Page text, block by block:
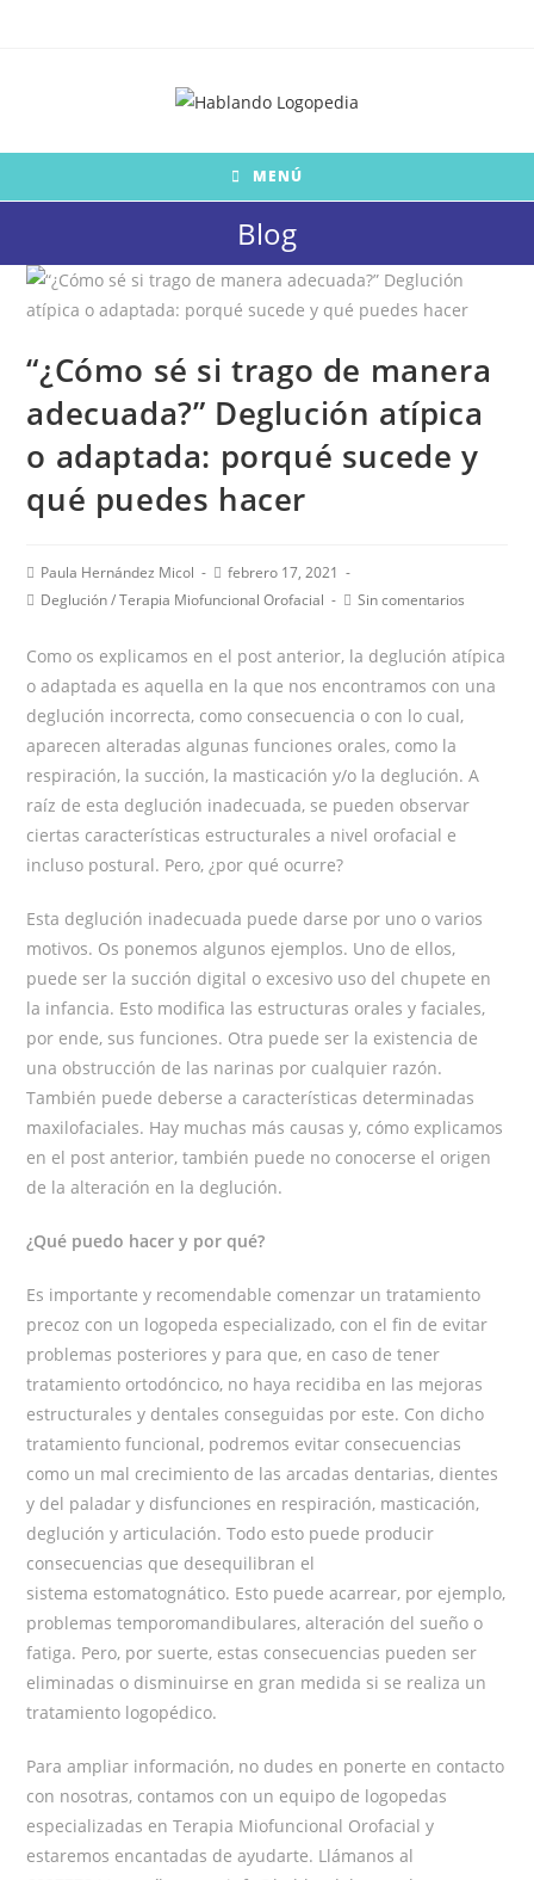
MENÚ
Blog
“¿Cómo sé si trago de manera
adecuada?” Deglución atípica
o adaptada: porqué sucede y
qué puedes hacer
Autor
de
Paula Hernández Micol
Publicación
de
febrero 17, 2021
Categoría
entrada:
Deglución / Terapia Miofuncional Orofacial
Comentarios
entrada:
Sin comentarios
Como os explicamos en el post anterior, la deglución atípica
o adaptada es aquella en la que nos encontramos con una
deglución incorrecta, como consecuencia o con lo cual,
aparecen alteradas algunas funciones orales, como la
respiración, la succión, la masticación y/o la deglución. A
raíz de esta deglución inadecuada, se pueden observar
ciertas características estructurales a nivel orofacial e
incluso postural. Pero, ¿por qué ocurre?
Esta deglución inadecuada puede darse por uno o varios
motivos. Os ponemos algunos ejemplos. Uno de ellos,
puede ser la succión digital o excesivo uso del chupete en
la infancia. Esto modifica las estructuras orales y faciales,
por ende, sus funciones. Otra puede ser la existencia de
una obstrucción de las narinas por cualquier razón.
También puede deberse a características determinadas
maxilofaciales. Hay muchas más causas y, cómo explicamos
en el post anterior, también puede no conocerse el origen
de la alteración en la deglución.
¿Qué puedo hacer y por qué?
Es importante y recomendable comenzar un tratamiento
precoz con un logopeda especializado, con el fin de evitar
problemas posteriores y para que, en caso de tener
tratamiento ortodóncico, no haya recidiba en las mejoras
estructurales y dentales conseguidas por este. Con dicho
tratamiento funcional, podremos evitar consecuencias
como un mal crecimiento de las arcadas dentarias, dientes
y del paladar y disfunciones en respiración, masticación,
deglución y articulación. Todo esto puede producir
consecuencias que desequilibran el
sistema estomatognático. Esto puede acarrear, por ejemplo,
problemas temporomandibulares, alteración del sueño o
fatiga. Pero, por suerte, estas consecuencias pueden ser
eliminadas o disminuirse en gran medida si se realiza un
tratamiento logopédico.
Para ampliar información, no dudes en ponerte en contacto
con nosotras, contamos con un equipo de logopedas
especializadas en Terapia Miofuncional Orofacial y
estaremos encantadas de ayudarte. Llámanos al